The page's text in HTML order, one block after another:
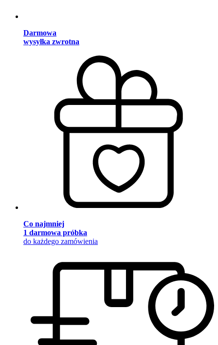
Darmowa
wysyłka zwrotna
Co najmniej
1 darmowa próbka
do każdego zamówienia